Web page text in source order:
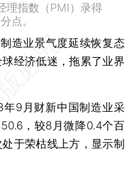
理指数（PMI）录得
点。
造业景气度延续恢复态
经济低迷，拖累了业界
9月财新中国制造业采
，较8月微降0.4个百
于荣枯线上方，显示制